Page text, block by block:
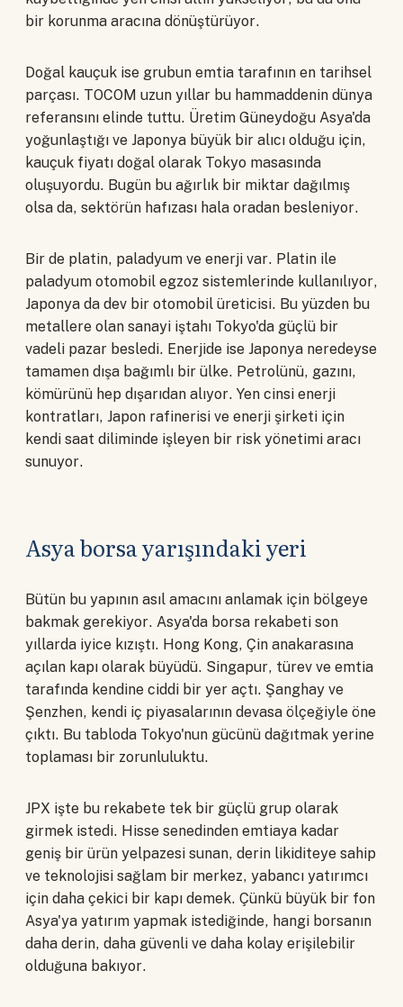
bir korunma aracına dönüştürüyor.
Doğal kauçuk ise grubun emtia tarafının en tarihsel
parçası. TOCOM uzun yıllar bu hammaddenin dünya
referansını elinde tuttu. Üretim Güneydoğu Asya'da
yoğunlaştığı ve Japonya büyük bir alıcı olduğu için,
kauçuk fiyatı doğal olarak Tokyo masasında
oluşuyordu. Bugün bu ağırlık bir miktar dağılmış
olsa da, sektörün hafızası hala oradan besleniyor.
Bir de platin, paladyum ve enerji var. Platin ile
paladyum otomobil egzoz sistemlerinde kullanılıyor,
Japonya da dev bir otomobil üreticisi. Bu yüzden bu
metallere olan sanayi iştahı Tokyo'da güçlü bir
vadeli pazar besledi. Enerjide ise Japonya neredeyse
tamamen dışa bağımlı bir ülke. Petrolünü, gazını,
kömürünü hep dışarıdan alıyor. Yen cinsi enerji
kontratları, Japon rafinerisi ve enerji şirketi için
kendi saat diliminde işleyen bir risk yönetimi aracı
sunuyor.
Asya borsa yarışındaki yeri
Bütün bu yapının asıl amacını anlamak için bölgeye
bakmak gerekiyor. Asya'da borsa rekabeti son
yıllarda iyice kızıştı. Hong Kong, Çin anakarasına
açılan kapı olarak büyüdü. Singapur, türev ve emtia
tarafında kendine ciddi bir yer açtı. Şanghay ve
Şenzhen, kendi iç piyasalarının devasa ölçeğiyle öne
çıktı. Bu tabloda Tokyo'nun gücünü dağıtmak yerine
toplaması bir zorunluluktu.
JPX işte bu rekabete tek bir güçlü grup olarak
girmek istedi. Hisse senedinden emtiaya kadar
geniş bir ürün yelpazesi sunan, derin likiditeye sahip
ve teknolojisi sağlam bir merkez, yabancı yatırımcı
için daha çekici bir kapı demek. Çünkü büyük bir fon
Asya'ya yatırım yapmak istediğinde, hangi borsanın
daha derin, daha güvenli ve daha kolay erişilebilir
olduğuna bakıyor.